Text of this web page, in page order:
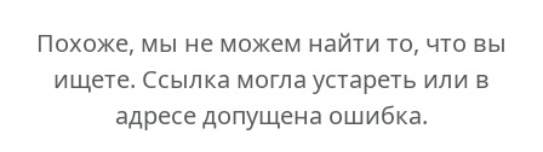
Похоже, мы не можем найти то, что вы
ищете. Ссылка могла устареть или в
адресе допущена ошибка.